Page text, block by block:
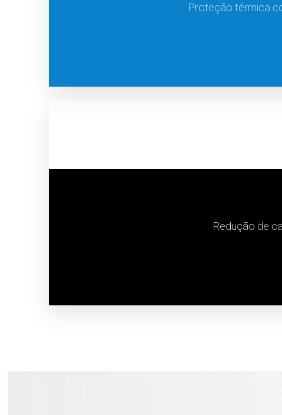
Proteção térmica
Redução de